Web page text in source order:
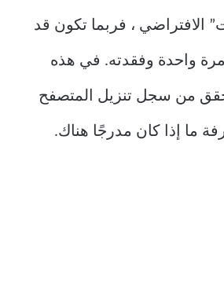
الافتراضي ، فربما تكون قد
واحدة وفقدته. في هذه
من سجل تنزيل المتصفح
ما إذا كان مدرجًا هناك.